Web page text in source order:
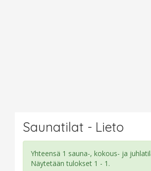
Saunatilat - Lieto
Yhteensä 1 sauna-, kokous- ja
Näytetään tulokset 1 - 1.